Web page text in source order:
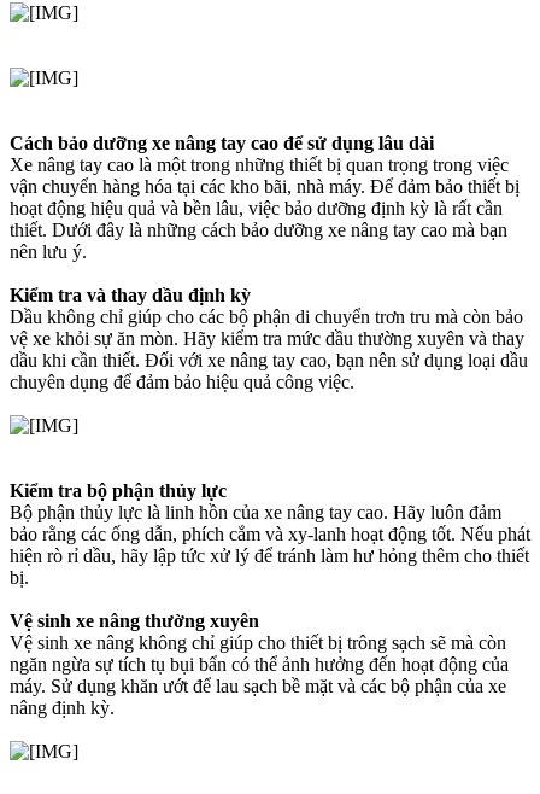
Cách bảo dưỡng xe nâng tay cao để sử dụng lâu dài
Xe nâng tay cao là một trong những thiết bị quan trọng trong việc
vận chuyển hàng hóa tại các kho bãi, nhà máy. Để đảm bảo thiết bị
hoạt động hiệu quả và bền lâu, việc bảo dưỡng định kỳ là rất cần
thiết. Dưới đây là những cách bảo dưỡng xe nâng tay cao mà bạn
nên lưu ý.
Kiểm tra và thay dầu định kỳ
Dầu không chỉ giúp cho các bộ phận di chuyển trơn tru mà còn bảo
vệ xe khỏi sự ăn mòn. Hãy kiểm tra mức dầu thường xuyên và thay
dầu khi cần thiết. Đối với xe nâng tay cao, bạn nên sử dụng loại dầu
chuyên dụng để đảm bảo hiệu quả công việc.
Kiểm tra bộ phận thủy lực
Bộ phận thủy lực là linh hồn của xe nâng tay cao. Hãy luôn đảm
bảo rằng các ống dẫn, phích cắm và xy-lanh hoạt động tốt. Nếu phát
hiện rò rỉ dầu, hãy lập tức xử lý để tránh làm hư hỏng thêm cho thiết
bị.
Vệ sinh xe nâng thường xuyên
Vệ sinh xe nâng không chỉ giúp cho thiết bị trông sạch sẽ mà còn
ngăn ngừa sự tích tụ bụi bẩn có thể ảnh hưởng đến hoạt động của
máy. Sử dụng khăn ướt để lau sạch bề mặt và các bộ phận của xe
nâng định kỳ.